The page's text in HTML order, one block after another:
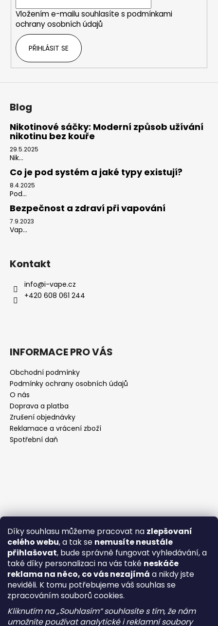
Díky souhlasu můžeme pracovat na zlepšovaní
celého webu, a tak se nemusíte neustále
přihlašovat, bude správně fungovat vyhledávání, a
také díky personalizaci na vás také neskáče
reklama na něco, co vás nezajímá a nikdy jste
neviděli. K tomu potřebujeme váš souhlas se
zpracováním souborů cookies.
Kliknutím na „Souhlasím“ souhlasíte s tím, že nám
umožníte používat analytické i reklamní soubory
Vložením e-mailu souhlasíte s podmínkami
ochrany osobních údajů
PŘIHLÁSIT SE
Blog
Nikotinové sáčky: Moderní způsob užívání
nikotinu bez kouře
29.5.2025
Nik...
Co je pod systém a jaké typy existují?
8.4.2025
Pod...
Bezpečnost a zdraví při vapování
7.9.2023
Vap...
Kontakt
info@i-vape.cz
+420 608 061 244
INFORMACE PRO VÁS
Obchodní podmínky
Podmínky ochrany osobních údajů
O nás
Doprava a platba
Zrušení objednávky
Reklamace a vrácení zboží
Spotřební daň